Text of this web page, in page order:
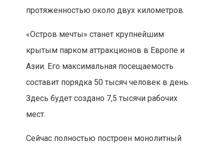
протяженностью около двух километров.
«Остров мечты» станет крупнейшим
крытым парком аттракционов в Европе и
Азии. Его максимальная посещаемость
составит порядка 50 тысяч человек в день.
Здесь будет создано 7,5 тысячи рабочих
мест.
Сейчас полностью построен монолитный